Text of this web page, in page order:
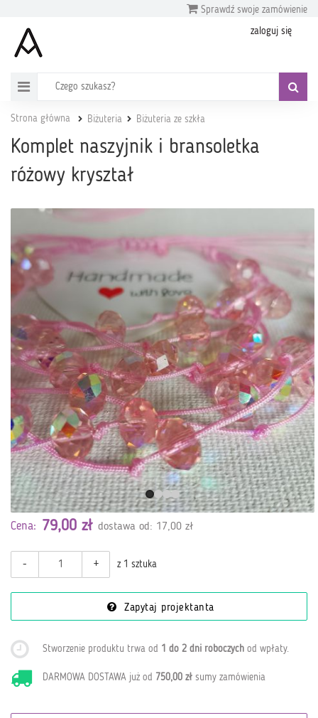
Sprawdź swoje zamówienie
zaloguj się
Strona główna Biżuteria Biżuteria ze szkła
Komplet naszyjnik i bransoletka
różowy kryształ
Cena: 79,00 zł dostawa od: 17,00 zł
- + z 1 sztuka
Zapytaj projektanta
Stworzenie produktu trwa od 1 do 2 dni roboczych od wpłaty.
DARMOWA DOSTAWA już od 750,00 zł sumy zamówienia